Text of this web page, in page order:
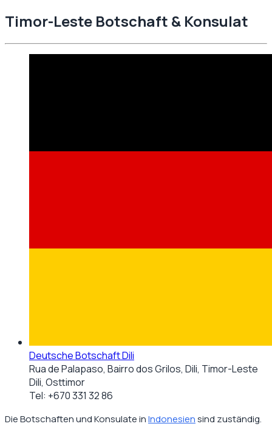
Timor-Leste Botschaft & Konsulat
Deutsche Botschaft Dili
Rua de Palapaso, Bairro dos Grilos, Dili, Timor-Leste
Dili, Osttimor
Tel: +670 331 32 86
Die Botschaften und Konsulate inIndonesiensind zuständig.